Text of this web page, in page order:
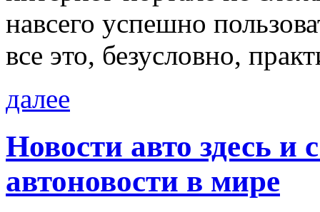
навсего успешно
все это, безусловно,
далее
Новости авто здесь и
автоновости в мире